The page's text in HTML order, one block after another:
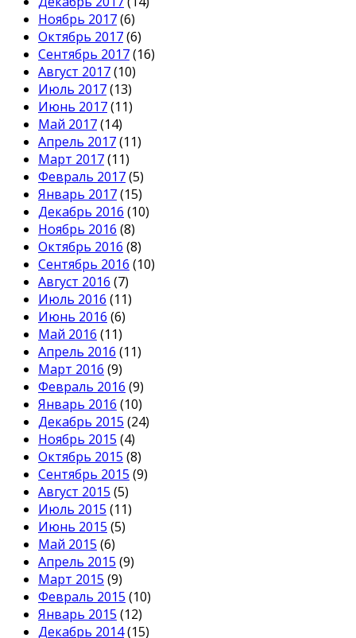
Ноябрь 2017(6)
Октябрь 2017(6)
Сентябрь 2017(16)
Август 2017(10)
Июль 2017(13)
Июнь 2017(11)
Май 2017(14)
Апрель 2017(11)
Март 2017(11)
Февраль 2017(5)
Январь 2017(15)
Декабрь 2016 (10)
Ноябрь 2016 (8)
Октябрь 2016 (8)
Сентябрь 2016 (10)
Август 2016 (7)
Июль 2016 (11)
Июнь 2016 (6)
Май 2016 (11)
Апрель 2016 (11)
Март 2016 (9)
Февраль 2016 (9)
Январь 2016 (10)
Декабрь 2015 (24)
Ноябрь 2015 (4)
Октябрь 2015 (8)
Сентябрь 2015 (9)
Август 2015 (5)
Июль 2015 (11)
Июнь 2015 (5)
Май 2015 (6)
Апрель 2015 (9)
Март 2015 (9)
Февраль 2015 (10)
Январь 2015 (12)
Декабрь 2014(15)